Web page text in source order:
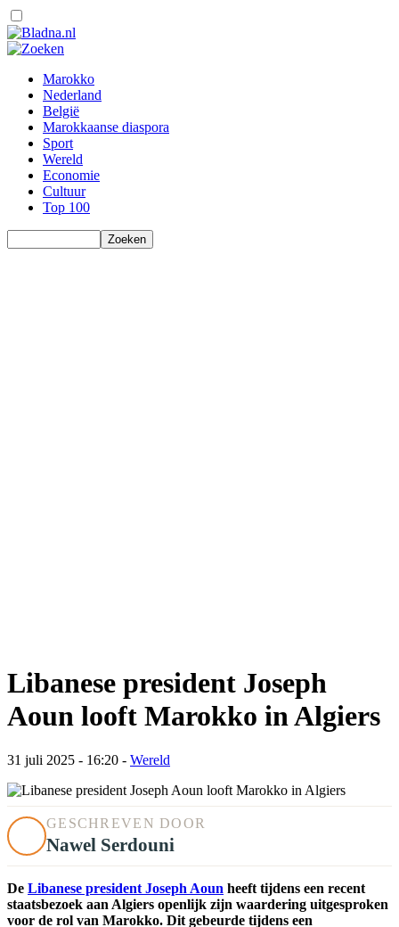
Marokko
Nederland
België
Marokkaanse diaspora
Sport
Wereld
Economie
Cultuur
Top 100
Libanese president Joseph
Aoun looft Marokko in Algiers
31 juli 2025 - 16:20 - Wereld
GESCHREVEN DOOR
Nawel Serdouni
De Libanese president Joseph Aoun heeft tijdens een recent
staatsbezoek aan Algiers openlijk zijn waardering uitgesproken
voor de rol van Marokko. Dit gebeurde tijdens een